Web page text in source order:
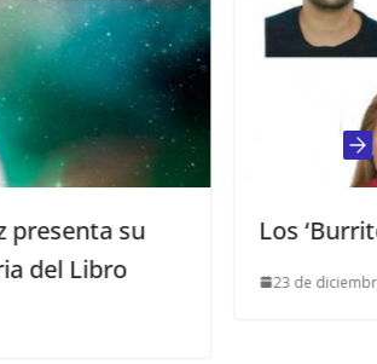
Los ‘Burritos’ salen el 4 de enero
23 de diciembre de 2017